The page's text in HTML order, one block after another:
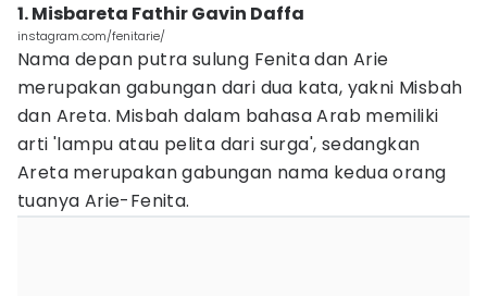
1. Misbareta Fathir Gavin Daffa
instagram.com/fenitarie/
Nama depan putra sulung Fenita dan Arie
merupakan gabungan dari dua kata, yakni Misbah
dan Areta. Misbah dalam bahasa Arab memiliki
arti 'lampu atau pelita dari surga', sedangkan
Areta merupakan gabungan nama kedua orang
tuanya Arie-Fenita.